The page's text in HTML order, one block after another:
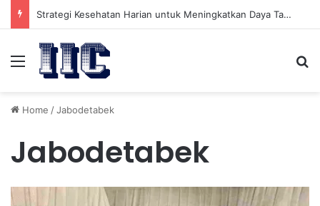
Strategi Kesehatan Harian untuk Meningkatkan Daya Tahan Tubuh dalam Beraktivitas
Menu
Home /Jabodetabek
Jabodetabek